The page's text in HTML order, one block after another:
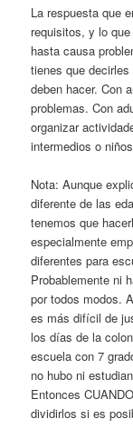
La respuesta que
requisitos, y lo
hasta causa
tienes que
deben hacer. Con
problemas. Con
organizar
intermedios o
Nota: Aunque
diferente de las
tenemos que
especialmente
diferentes para
Probablemente ni
por todos modos.
es más difícil de
los días de la
escuela con 7
no hubo ni
Entonces
dividirlos si es